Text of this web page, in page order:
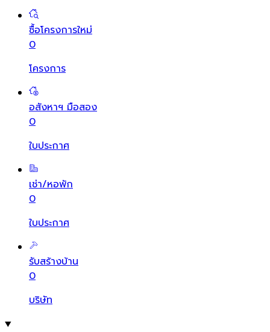
ซื้อโครงการใหม่
0
โครงการ
อสังหาฯ มือสอง
0
ใบประกาศ
เช่า/หอพัก
0
ใบประกาศ
รับสร้างบ้าน
0
บริษัท